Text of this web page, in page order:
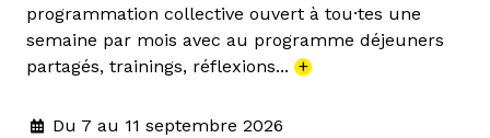
programmation collective ouvert à tou·tes une
semaine par mois avec au programme déjeuners
partagés, trainings, réflexions... +
Du 7 au 11 septembre 2026